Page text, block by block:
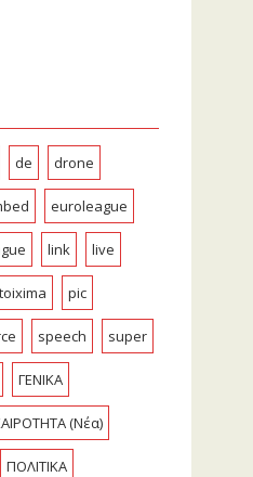
de drone
euroleague
link live
pic
speech super
ΓΕΝΙΚΑ
(Νέα)
ΠΟΛΙΤΙΚΑ